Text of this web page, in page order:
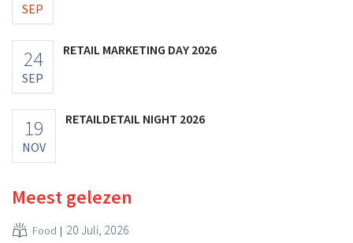
SEP
24
SEP
RETAIL MARKETING DAY 2026
19
NOV
RETAILDETAIL NIGHT 2026
Meest gelezen
Food 20 Juli, 2026